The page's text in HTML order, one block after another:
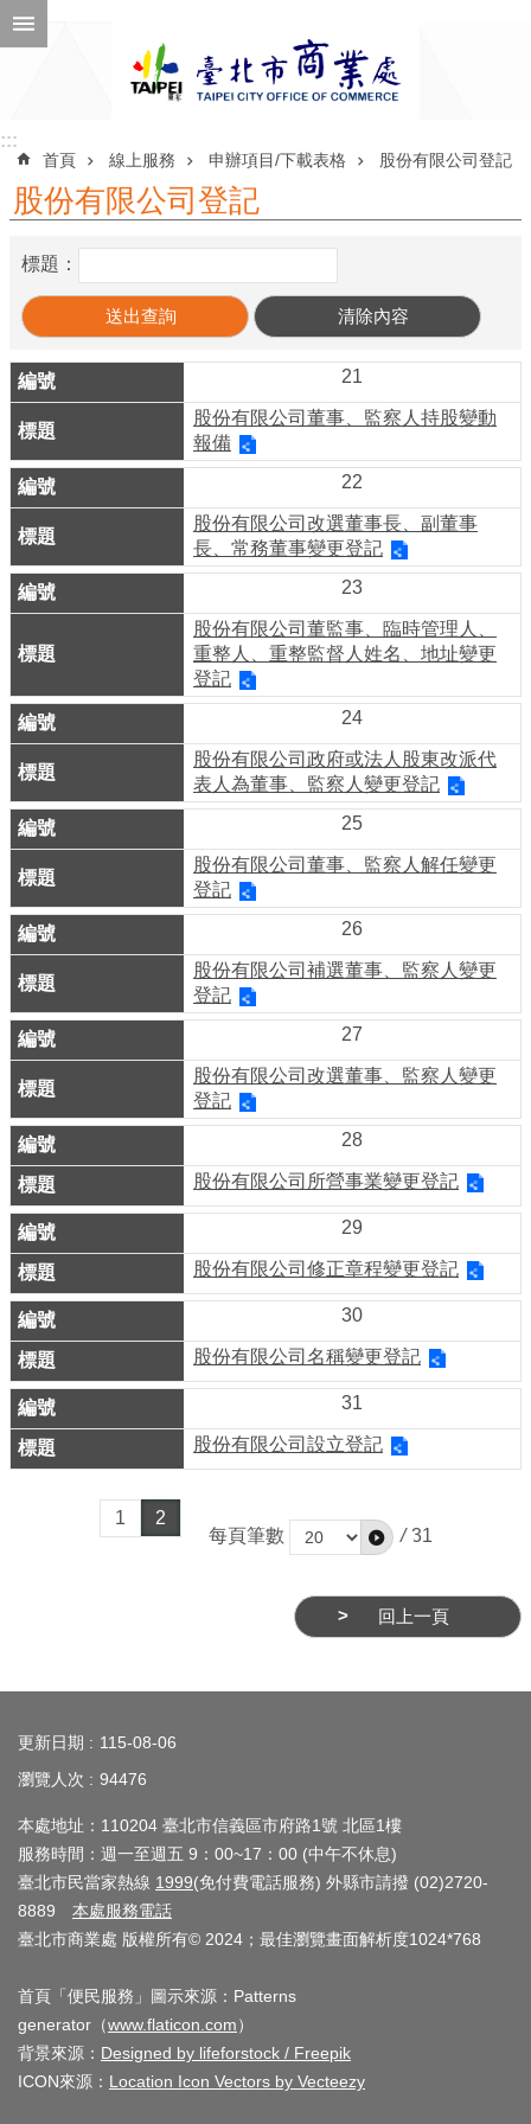
跳到主要內容區塊
訊
息
機
關
紹
業
務
資
上
服
務
公
司
及
商
業
登
記
服
商
業
管
理
商
業
發
展
與
輔
導
音
專
網
站
導
覽
回
首
頁
::::::
首頁 線上服務 申辦項目/下載表格 股份有限公司登記
股份有限公司登記
標題：
21
股份有限公司董事、監察人持股變動
報備
22
股份有限公司改選董事長、副董事
長、常務董事變更登記
23
股份有限公司董監事、臨時管理人、
重整人、重整監督人姓名、地址變更
登記
24
股份有限公司政府或法人股東改派代
表人為董事、監察人變更登記
25
股份有限公司董事、監察人解任變更
登記
26
股份有限公司補選董事、監察人變更
登記
27
股份有限公司改選董事、監察人變更
登記
28
股份有限公司所營事業變更登記
29
股份有限公司修正章程變更登記
30
股份有限公司名稱變更登記
31
股份有限公司設立登記
1
2
每頁筆數
/ 31
回上一頁
更新日期
115-08-06
瀏覽人次
94476
本處地址：110204 臺北市信義區市府路1號 北區1樓
服務時間：週一至週五 9：00~17：00 (中午不休息)
臺北市民當家熱線 1999(免付費電話服務) 外縣市請撥 (02)2720-
8889 本處服務電話
臺北市商業處 版權所有© 2024；最佳瀏覽畫面解析度1024*768
首頁「便民服務」圖示來源：Patterns
generator（www.flaticon.com）
背景來源： Designed by lifeforstock / Freepik
ICON來源： Location Icon Vectors by Vecteezy